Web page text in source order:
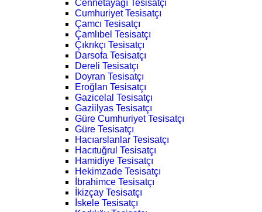
Cennetayağı Tesisatçı
Cumhuriyet Tesisatçı
Çamcı Tesisatçı
Çamlıbel Tesisatçı
Çıkrıkçı Tesisatçı
Darsofa Tesisatçı
Dereli Tesisatçı
Doyran Tesisatçı
Eroğlan Tesisatçı
Gazicelal Tesisatçı
Gaziilyas Tesisatçı
Güre Cumhuriyet Tesisatçı
Güre Tesisatçı
Hacıarslanlar Tesisatçı
Hacıtuğrul Tesisatçı
Hamidiye Tesisatçı
Hekimzade Tesisatçı
İbrahimce Tesisatçı
İkizçay Tesisatçı
İskele Tesisatçı